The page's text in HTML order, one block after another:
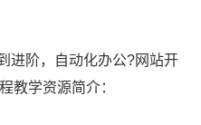
进阶，自动化办公?网站开
教学资源简介：